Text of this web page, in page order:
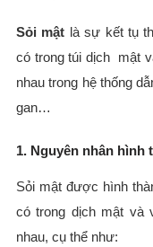
Sỏi mật là sự kết tụ
có trong túi dịch mật
nhau trong hệ thống
gan…
1. Nguyên nhân hình
Sỏi mật được hình
có trong dịch mật và
nhau, cụ thể như: